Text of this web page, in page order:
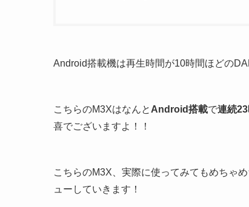
Android搭載機は再生時間が10時間ほどの
こちらのM3Xはなんと Android搭載で連続
喜でございますよ！！
こちらのM3X、実際に使ってみてもめちゃ
ューしていきます！